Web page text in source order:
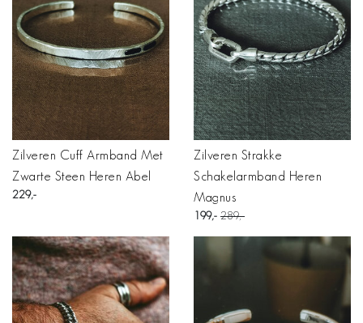
Zilveren Cuff Armband Met
Zwarte Steen Heren Abel
229
Zilveren Strakke
Schakelarmband Heren
Magnus
199 289